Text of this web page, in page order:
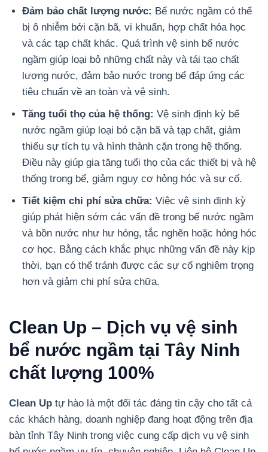
Đảm bảo chất lượng nước: Bể nước ngầm có thể
bị ô nhiễm bởi cặn bã, vi khuẩn, hợp chất hóa học
và các tạp chất khác. Quá trình vệ sinh bể nước
ngầm giúp loại bỏ những chất này và tái tạo chất
lượng nước, đảm bảo nước trong bể đáp ứng các
tiêu chuẩn về an toàn và vệ sinh.
Tăng tuổi thọ của hệ thống: Vệ sinh định kỳ bể
nước ngầm giúp loại bỏ cặn bã và tạp chất, giảm
thiểu sự tích tụ và hình thành cặn trong hệ thống.
Điều này giúp gia tăng tuổi thọ của các thiết bị và hệ
thống trong bể, giảm nguy cơ hỏng hóc và sự cố.
Tiết kiệm chi phí sửa chữa: Việc vệ sinh định kỳ
giúp phát hiện sớm các vấn đề trong bể nước ngầm
và bồn nước như hư hỏng, tắc nghẽn hoặc hỏng hóc
cơ học. Bằng cách khắc phục những vấn đề này kịp
thời, bạn có thể tránh được các sự cố nghiêm trọng
hơn và giảm chi phí sửa chữa.
Clean Up – Dịch vụ vệ sinh
bể nước ngầm tại Tây Ninh
chất lượng 100%
Clean Up tự hào là một đối tác đáng tin cậy cho tất cả
các khách hàng, doanh nghiệp đang hoạt động trên địa
bàn tỉnh Tây Ninh trong việc cung cấp dịch vụ vệ sinh